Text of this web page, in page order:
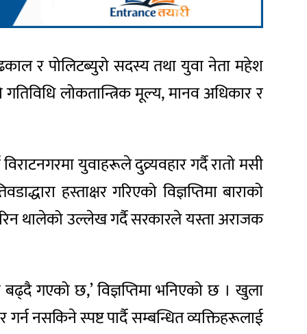
र पोलिटब्युरो सदस्य तथा युवा नेता महेश
लोकतान्त्रिक मूल्य, मानव अधिकार र
युवाहरूले दुव्र्यवहार गर्दै रातो मसी
हस्ताक्षर गरिएको विज्ञप्तिमा बाराको
थालेको उल्लेख गर्दै सरकारले यस्ता अराजक
बढ्दै गएको छ,’ विज्ञप्तिमा भनिएको छ । खुला
नसकिने स्पष्ट पार्दै सम्बन्धित व्यक्तिहरूलाई